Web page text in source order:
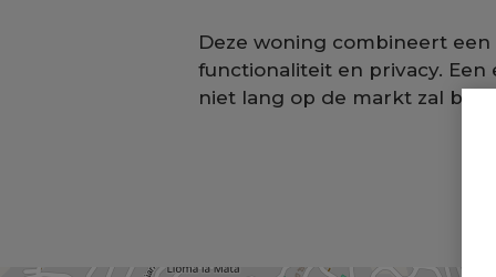
Deze woning combineert
functionaliteit en privacy.
niet lang op de markt zal